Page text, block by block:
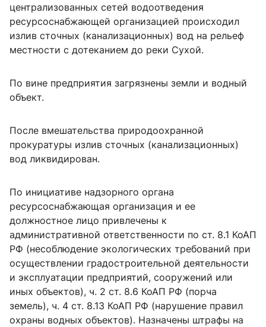
централизованных сетей водоотведения
ресурсоснабжающей организацией происходил
излив сточных (канализационных) вод на рельеф
местности с дотеканием до реки Сухой.
По вине предприятия загрязнены земли и водный
объект.
После вмешательства природоохранной
прокуратуры излив сточных (канализационных)
вод ликвидирован.
По инициативе надзорного органа
ресурсоснабжающая организация и ее
должностное лицо привлечены к
административной ответственности по ст. 8.1 КоАП
РФ (несоблюдение экологических требований при
осуществлении градостроительной деятельности
и эксплуатации предприятий, сооружений или
иных объектов), ч. 2 ст. 8.6 КоАП РФ (порча
земель), ч. 4 ст. 8.13 КоАП РФ (нарушение правил
охраны водных объектов). Назначены штрафы на